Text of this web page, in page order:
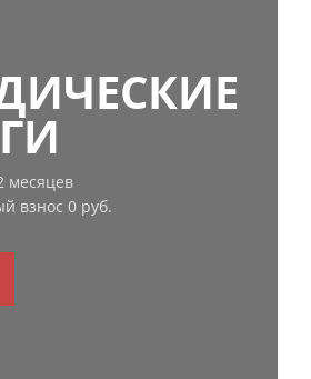
месяцев
взнос 0 руб.